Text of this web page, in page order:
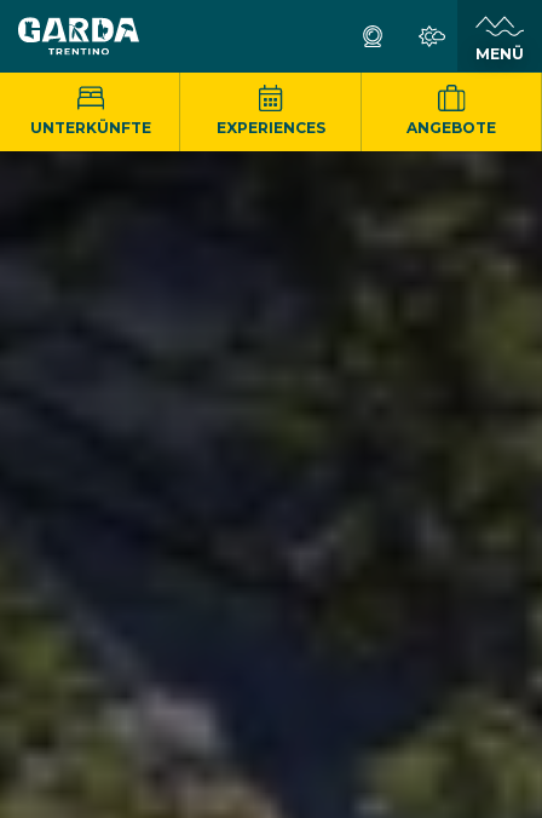
MENÜ
UNTERKÜNFTE EXPERIENCES ANGEBOTE